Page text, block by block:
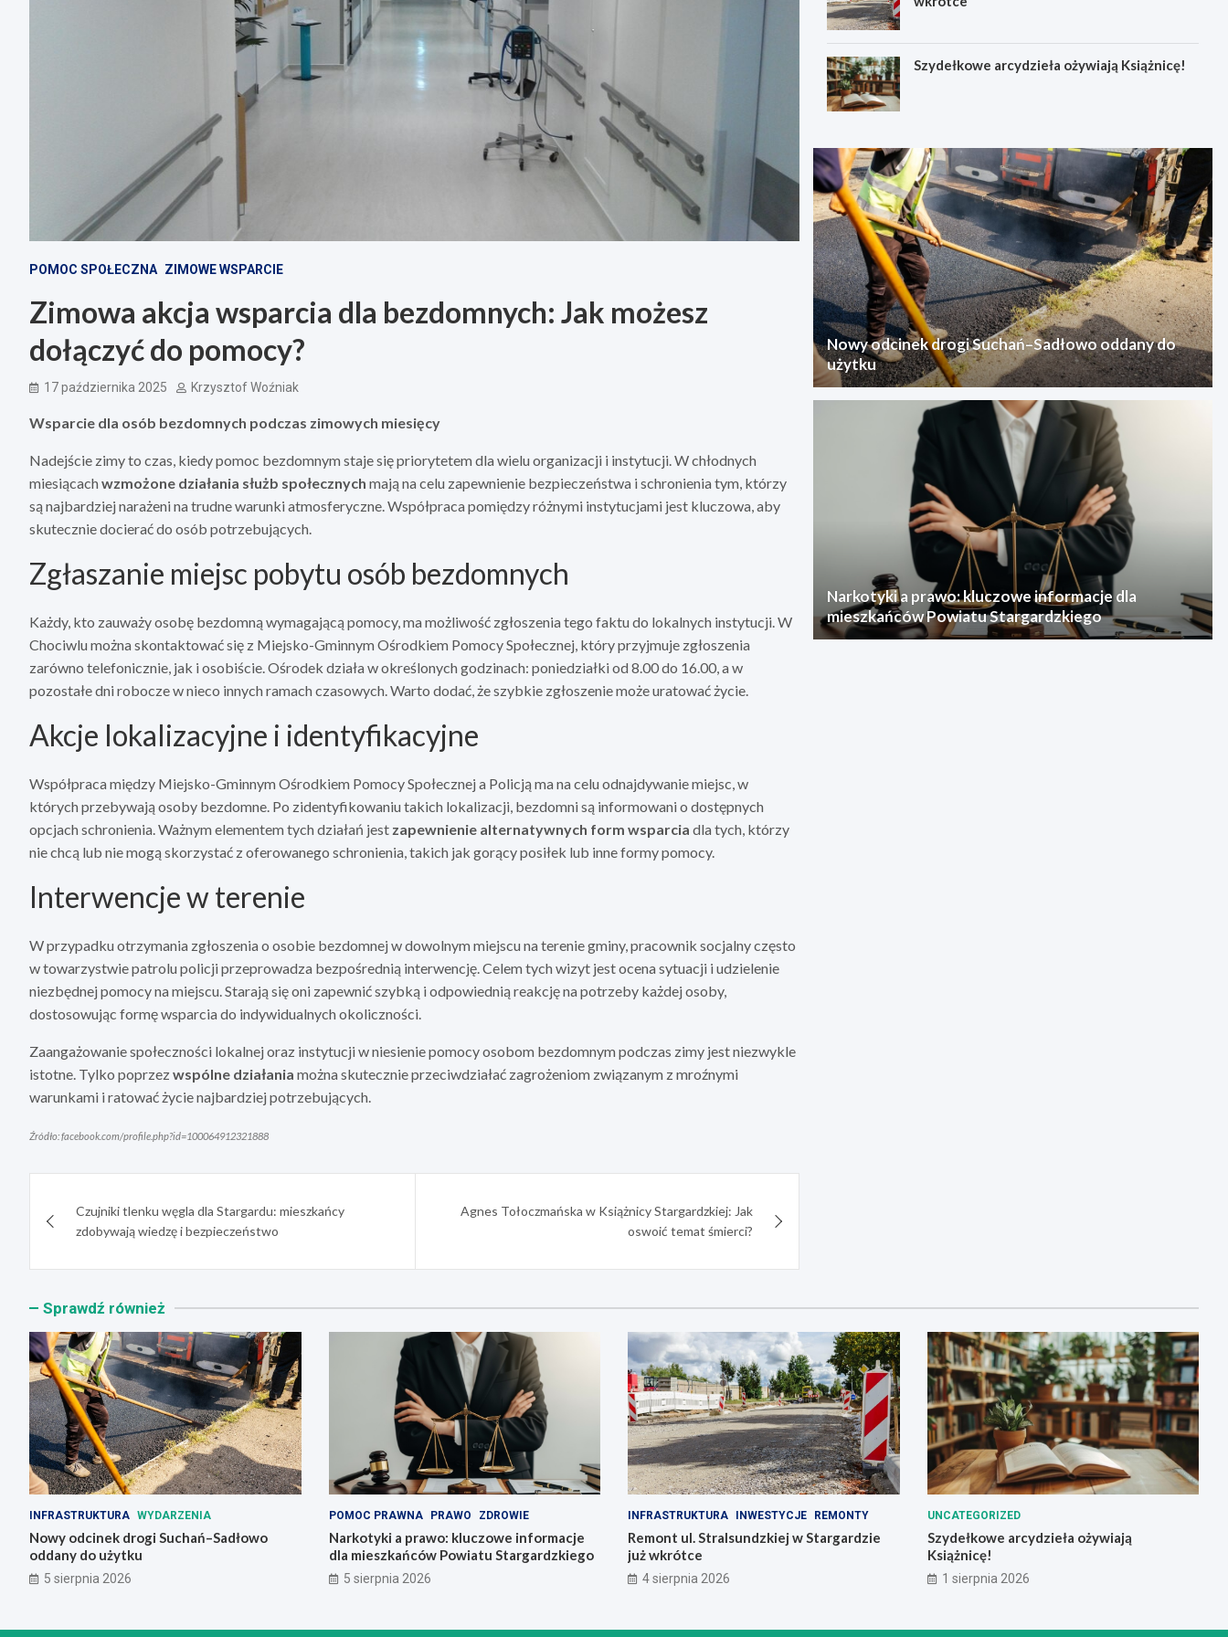
POMOC SPOŁECZNA ZIMOWE WSPARCIE
Zimowa akcja wsparcia dla bezdomnych: Jak możesz
dołączyć do pomocy?
17 października 2025 Krzysztof Woźniak
Wsparcie dla osób bezdomnych podczas zimowych miesięcy
Nadejście zimy to czas, kiedy pomoc bezdomnym staje się priorytetem dla wielu organizacji i instytucji. W chłodnych
miesiącachwzmożone działania służb społecznych mają na celu zapewnienie bezpieczeństwa i schronienia tym, którzy
są najbardziej narażeni na trudne warunki atmosferyczne. Współpraca pomiędzy różnymi instytucjami jest kluczowa, aby
skutecznie docierać do osób potrzebujących.
Zgłaszanie miejsc pobytu osób bezdomnych
Każdy, kto zauważy osobę bezdomną wymagającą pomocy, ma możliwość zgłoszenia tego faktu do lokalnych instytucji. W
Chociwlu można skontaktować się z Miejsko-Gminnym Ośrodkiem Pomocy Społecznej, który przyjmuje zgłoszenia
zarówno telefonicznie, jak i osobiście. Ośrodek działa w określonych godzinach: poniedziałki od 8.00 do 16.00, a w
pozostałe dni robocze w nieco innych ramach czasowych. Warto dodać, że szybkie zgłoszenie może uratować życie.
Akcje lokalizacyjne i identyfikacyjne
Współpraca między Miejsko-Gminnym Ośrodkiem Pomocy Społecznej a Policją ma na celu odnajdywanie miejsc, w
których przebywają osoby bezdomne. Po zidentyfikowaniu takich lokalizacji, bezdomni są informowani o dostępnych
opcjach schronienia. Ważnym elementem tych działań jest zapewnienie alternatywnych form wsparcia dla tych, którzy
nie chcą lub nie mogą skorzystać z oferowanego schronienia, takich jak gorący posiłek lub inne formy pomocy.
Interwencje w terenie
W przypadku otrzymania zgłoszenia o osobie bezdomnej w dowolnym miejscu na terenie gminy, pracownik socjalny często
w towarzystwie patrolu policji przeprowadza bezpośrednią interwencję. Celem tych wizyt jest ocena sytuacji i udzielenie
niezbędnej pomocy na miejscu. Starają się oni zapewnić szybką i odpowiednią reakcję na potrzeby każdej osoby,
dostosowując formę wsparcia do indywidualnych okoliczności.
Zaangażowanie społeczności lokalnej oraz instytucji w niesienie pomocy osobom bezdomnym podczas zimy jest niezwykle
istotne. Tylko poprzezwspólne działania można skutecznie przeciwdziałać zagrożeniom związanym z mroźnymi
warunkami i ratować życie najbardziej potrzebujących.
Źródło: facebook.com/profile.php?id=100064912321888
wpisuCzujniki tlenku węgla dla Stargardu: mieszkańcy
zdobywają wiedzę i bezpieczeństwo
Agnes Tołoczmańska w Książnicy Stargardzkiej: Jak
oswoić temat śmierci?
Szydełkowe arcydzieła ożywiają Książnicę!
Nowy odcinek drogi Suchań–Sadłowo oddany do
użytku
Narkotyki a prawo: kluczowe informacje dla
mieszkańców Powiatu Stargardzkiego
Sprawdź również
INFRASTRUKTURA WYDARZENIA
Nowy odcinek drogi Suchań–Sadłowo
oddany do użytku
5 sierpnia 2026
POMOC PRAWNA PRAWO ZDROWIE
Narkotyki a prawo: kluczowe informacje
dla mieszkańców Powiatu Stargardzkiego
5 sierpnia 2026
INFRASTRUKTURA INWESTYCJE REMONTY
Remont ul. Stralsundzkiej w Stargardzie
już wkrótce
4 sierpnia 2026
UNCATEGORIZED
Szydełkowe arcydzieła ożywiają
Książnicę!
1 sierpnia 2026